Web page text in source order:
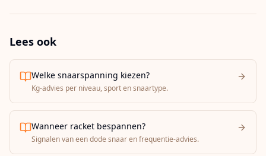
Lees ook
Welke snaarspanning kiezen?
Kg-advies per niveau, sport en snaartype.
Wanneer racket bespannen?
Signalen van een dode snaar en frequentie-advies.